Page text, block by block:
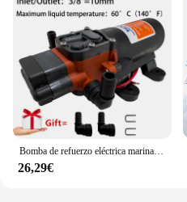
Bomba de refuerzo eléctrica marina en miniatura, autocebante de diafragma, ducha Solar, lavado de coches, inodoro, bombeo RV, 35PSI, DC 12V, 24V
26,29€